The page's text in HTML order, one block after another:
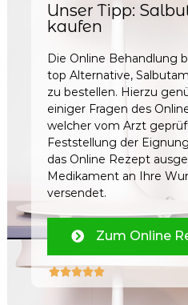
Unser Tipp:
kaufen
Die Online Behandlung
top Alternative,
zu bestellen. Hierzu
einiger Fragen des
welcher vom Arzt
Feststellung der
das Online Rezept
Medikament an Ihre
versendet.
Zum Online
